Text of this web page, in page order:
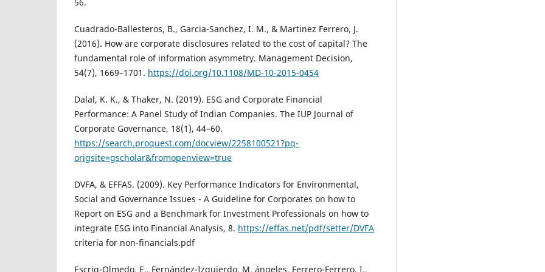
Cuadrado-Ballesteros, B., Garcia-Sanchez, I. M., & Martinez Ferrero, J.
(2016). How are corporate disclosures related to the cost of capital? The
fundamental role of information asymmetry. Management Decision,
54(7), 1669–1701. https://doi.org/10.1108/MD-10-2015-0454
Dalal, K. K., & Thaker, N. (2019). ESG and Corporate Financial
Performance: A Panel Study of Indian Companies. The IUP Journal of
Corporate Governance, 18(1), 44–60.
https://search.proquest.com/docview/2258100521?pq-
origsite=gscholar&fromopenview=true
DVFA, & EFFAS. (2009). Key Performance Indicators for Environmental,
Social and Governance Issues - A Guideline for Corporates on how to
Report on ESG and a Benchmark for Investment Professionals on how to
integrate ESG into Financial Analysis, 8. https://effas.net/pdf/setter/DVFA
criteria for non-financials.pdf
Escrig-Olmedo, E., Fernández-Izquierdo, M. ángeles, Ferrero-Ferrero, I.,